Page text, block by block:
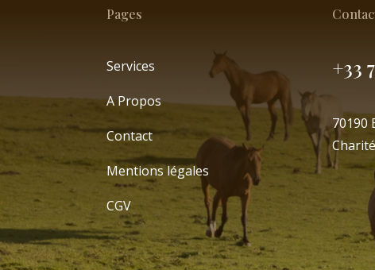
Pages
Services
A Propos
Contact
Mentions légales
CGV
+33
70190
Charité